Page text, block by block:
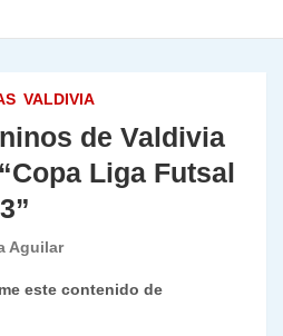
VALDIVIA
de Valdivia
Liga Futsal
Aguilar
este contenido de